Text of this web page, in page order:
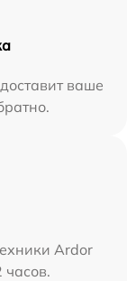
ваше
Ardor
часов.